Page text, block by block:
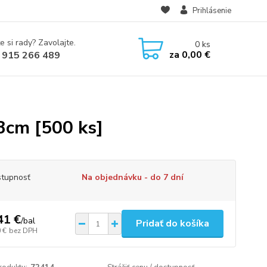
Prihlásenie
si rady? Zavolajte.
266 489
0ks
za 0,00 €
[500 ks]
Na objednávku - do 7 dní
€/bal
€ bez DPH
Pridať do košíka